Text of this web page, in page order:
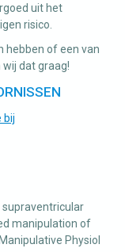
uit het
risico.
hebben of een van
dat graag!
bij
manipulation of
Physiol